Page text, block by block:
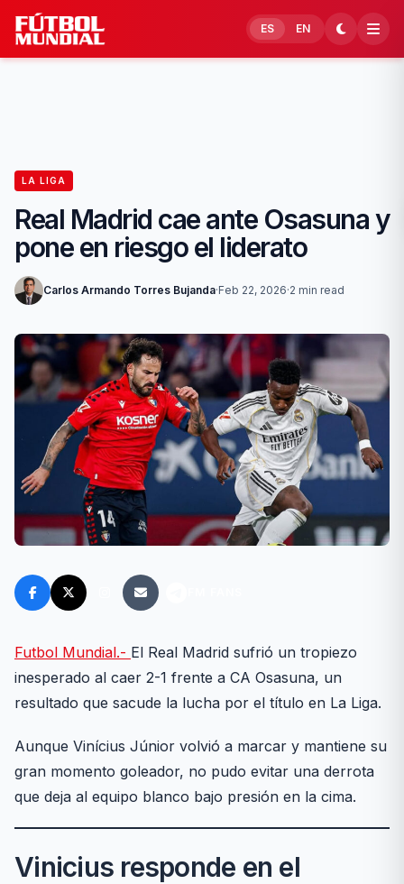
Skip to content
ES EN
LA LIGA
Real Madrid cae ante Osasuna y
pone en riesgo el liderato
Carlos Armando Torres Bujanda·Feb 22, 2026·2 min read
Futbol Mundial.- El Real Madrid sufrió un tropiezo
inesperado al caer 2-1 frente a CA Osasuna, un
resultado que sacude la lucha por el título en La Liga.
Aunque Vinícius Júnior volvió a marcar y mantiene su
gran momento goleador, no pudo evitar una derrota
que deja al equipo blanco bajo presión en la cima.
Vinicius responde en el